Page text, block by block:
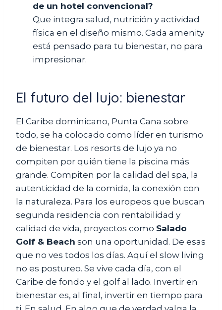
de un hotel convencional?
Que integra salud, nutrición y actividad
física en el diseño mismo. Cada amenity
está pensado para tu bienestar, no para
impresionar.
El futuro del lujo: bienestar
El Caribe dominicano, Punta Cana sobre
todo, se ha colocado como líder en turismo
de bienestar. Los resorts de lujo ya no
compiten por quién tiene la piscina más
grande. Compiten por la calidad del spa, la
autenticidad de la comida, la conexión con
la naturaleza. Para los europeos que buscan
segunda residencia con rentabilidad y
calidad de vida, proyectos como Salado
Golf & Beach son una oportunidad. De esas
que no ves todos los días. Aquí el slow living
no es postureo. Se vive cada día, con el
Caribe de fondo y el golf al lado. Invertir en
bienestar es, al final, invertir en tiempo para